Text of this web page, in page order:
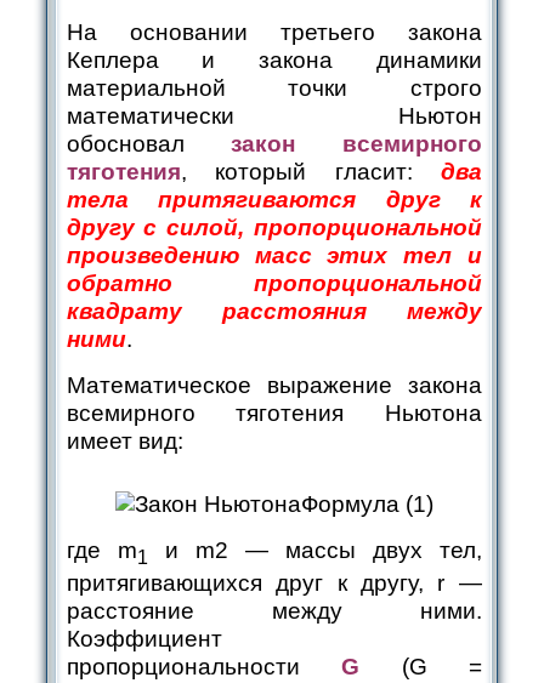
На основании третьего закона
Кеплера и закона динамики
материальной точки строго
математически Ньютон
обосновалзакон всемирного
тяготения, который гласит: два
тела притягиваются друг к
другу с силой, пропорциональной
произведению масс этих тел и
обратно пропорциональной
квадрату расстояния между
ними.
Математическое выражение закона
всемирного тяготения Ньютона
имеет вид:
Формула (1)
где m1
и m2 — массы двух тел,
притягивающихся друг к другу, r —
расстояние между ними.
Коэффициент
пропорциональностиG (G =